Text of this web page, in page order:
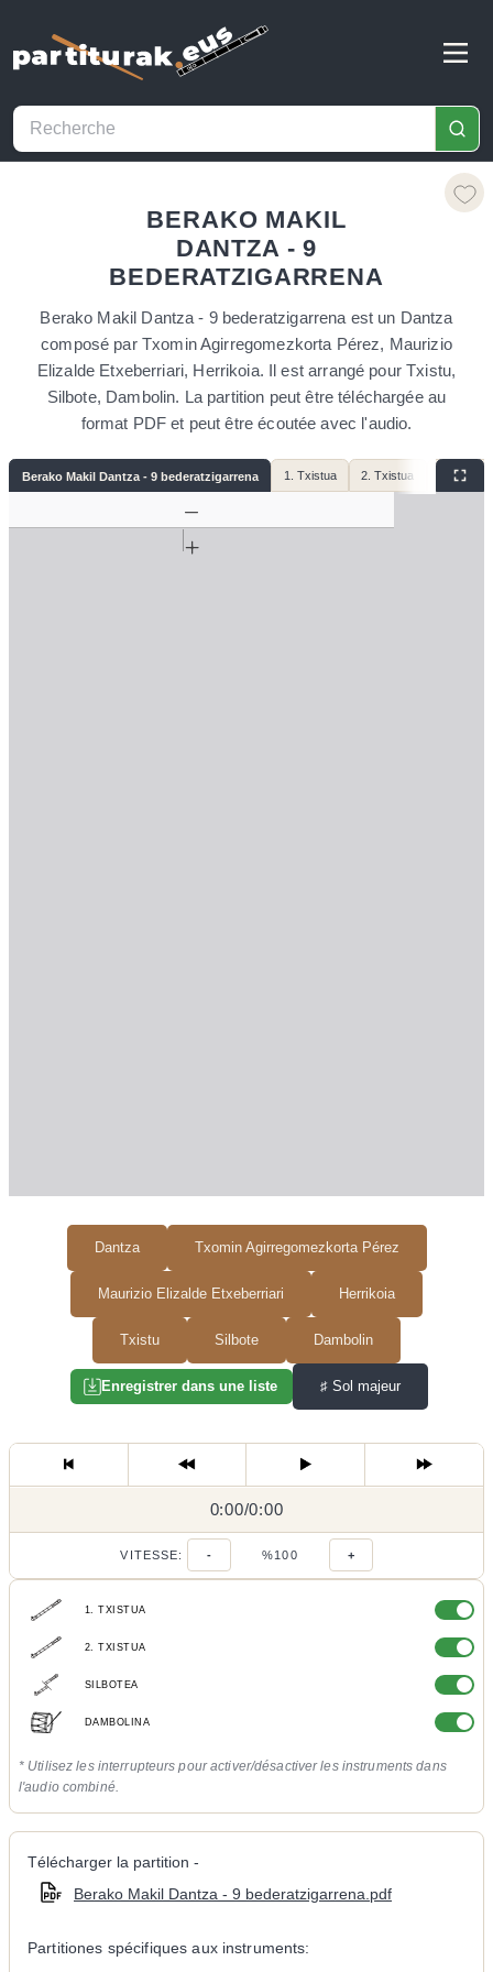
BERAKO MAKIL
DANTZA - 9
BEDERATZIGARRENA
Dantza Txomin Agirregomezkorta Pérez
Maurizio Elizalde Etxeberriari Herrikoia
Txistu Silbote Dambolin
Enregistrer dans une liste ♯ Sol majeur
Berako Makil Dantza - 9 bederatzigarrena est un Dantza
composé par Txomin Agirregomezkorta Pérez, Maurizio
Elizalde Etxeberriari, Herrikoia. Il est arrangé pour Txistu,
Silbote, Dambolin. La partition peut être téléchargée au
format PDF et peut être écoutée avec l'audio.
0:00/
0:00/0:00
VITESSE: - %100 +
1. TXISTUA
2. TXISTUA
SILBOTEA
DAMBOLINA
* Utilisez les interrupteurs pour activer/désactiver les instruments dans
l'audio combiné.
Télécharger la partition -
Berako Makil Dantza - 9 bederatzigarrena.pdf
Partitiones spécifiques aux instruments:
Berako Makil Dantza - 9 bederatzigarrena 1. Txistua 2. Txistua Silbotea